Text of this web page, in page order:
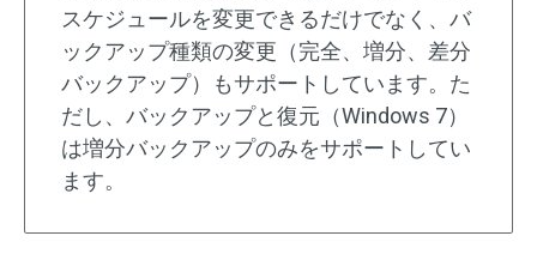
スケジュールを変更できるだけでなく、バ
ックアップ種類の変更（完全、増分、差分
バックアップ）もサポートしています。た
だし、バックアップと復元（Windows 7）
は増分バックアップのみをサポートしてい
ます。